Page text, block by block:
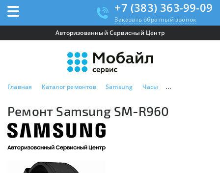
+7 (383) 363-99-09
Заказать обратный звонок
Авторизованный Сервисный Центр
Главная Каталог ремонтов Samsung Часы Ремонт Samsung
Ремонт Samsung SM-R960